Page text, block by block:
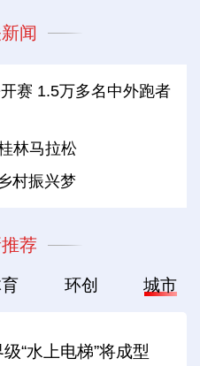
闻
赛 1.5万多名中外跑者
林马拉松
村振兴梦
荐
环创 城市
“水上电梯”将成型